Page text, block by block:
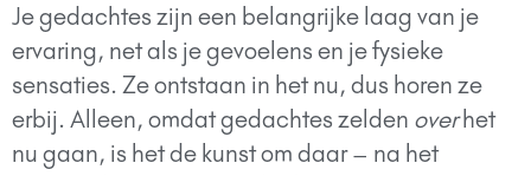
Je gedachtes zijn een belangrijke laag van je
ervaring, net als je gevoelens en je fysieke
sensaties. Ze ontstaan in het nu, dus horen ze
erbij. Alleen, omdat gedachtes zelden overhet
nu gaan, is het de kunst om daar – na het